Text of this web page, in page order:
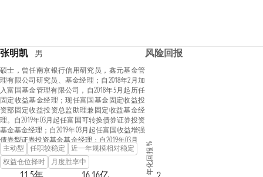
张明凯 男
硕士，曾任南京银行信用研究员，鑫元基金管
理有限公司研究员、基金经理；自2018年2月加
入富国基金管理有限公司，自2018年5月起历任
固定收益基金经理；现任富国基金固定收益投
资部固定收益投资总监助理兼固定收益基金经
理。自2019年03月起任富国可转换债券证券投资
基金基金经理；自2019年03月起任富国收益增强
债券型证券投资基金基金经理；自2019年03月起
任富国天丰强化收益债券型证券投资基金基金
经理；自2022年04月起任富国利享回报12个月持
有期混合型证券投资基金基金经理；具有基金
主动型 任职较稳定
近一年规模相对稳定
权益仓位择时
月度胜率中
11.5年 16.16亿
风险回报
年化回报 %